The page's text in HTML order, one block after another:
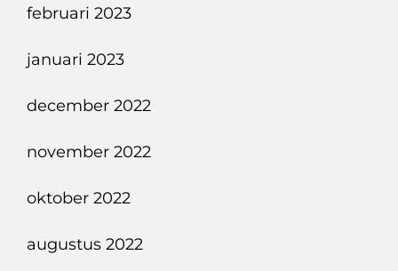
februari 2023
januari 2023
december 2022
november 2022
oktober 2022
augustus 2022